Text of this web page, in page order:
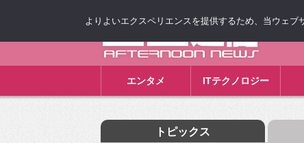
エンタメ ITテクノロジー
トピックス
よりよいエクスペリエンスを提供するため、当ウェ